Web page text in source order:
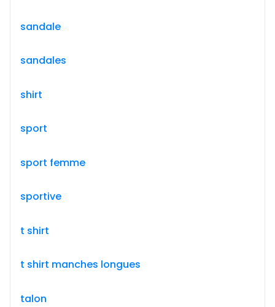
sandale
sandales
shirt
sport
sport femme
sportive
t shirt
t shirt manches longues
talon